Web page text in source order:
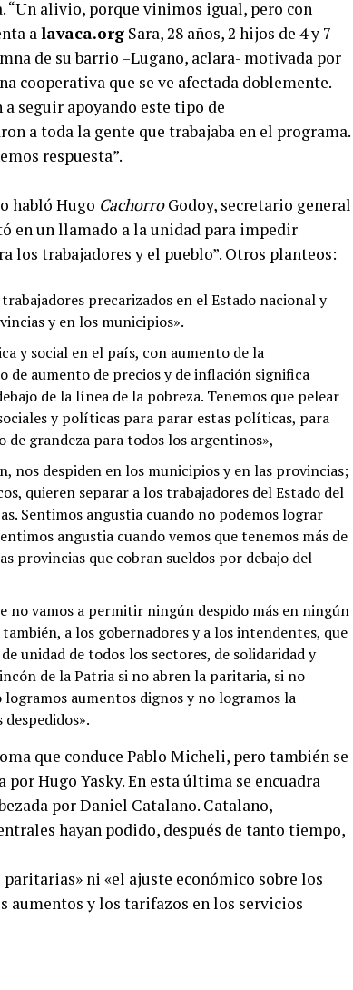
“Un alivio, porque vinimos igual, pero con
alavaca.org Sara, 28 años, 2 hijos de 4 y 7
de su barrio –Lugano, aclara- motivada por
cooperativa que se ve afectada doblemente.
seguir apoyando este tipo de
a toda la gente que trabajaba en el programa.
respuesta”.
habló Hugo CachorroGodoy, secretario general
en un llamado a la unidad para impedir
los trabajadores y el pueblo”. Otros planteos:
precarizados en el Estado nacional y
y en los municipios».
y social en el país, con aumento de la
de aumento de precios y de inflación significa
de la línea de la pobreza. Tenemos que pelear
y políticas para parar estas políticas, para
de grandeza para todos los argentinos»,
nos despiden en los municipios y en las provincias;
quieren separar a los trabajadores del Estado del
Sentimos angustia cuando no podemos lograr
angustia cuando vemos que tenemos más de
provincias que cobran sueldos por debajo del
no vamos a permitir ningún despido más en ningún
a los gobernadores y a los intendentes, que
unidad de todos los sectores, de solidaridad y
de la Patria si no abren la paritaria, si no
aumentos dignos y no logramos la
que conduce Pablo Micheli, pero también se
Hugo Yasky. En esta última se encuadra
por Daniel Catalano. Catalano,
hayan podido, después de tanto tiempo,
ni «el ajuste económico sobre los
aumentos y los tarifazos en los servicios